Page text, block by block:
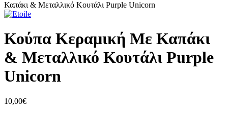
Καπάκι & Μεταλλικό Κουτάλι Purple Unicorn
Κούπα Κεραμική Με Καπάκι
& Μεταλλικό Κουτάλι Purple
Unicorn
10,00€